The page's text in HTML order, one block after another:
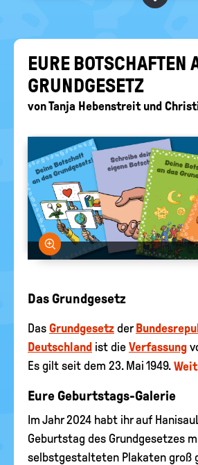
politische
EURE BOT­SCHAF­TEN
GRUND­GE­SETZ
vonTanja Hebenstreitund
Bild vergrößern
Das Grundgesetz
Das Grundgesetz der
Deutschland ist die Verfassung
Es gilt seit dem 23. Mai 1949.
Eure Geburtstags-Galerie
Im Jahr 2024 habt ihr auf
Geburtstag des Grundgesetzes
selbstgestalteten Plakaten groß